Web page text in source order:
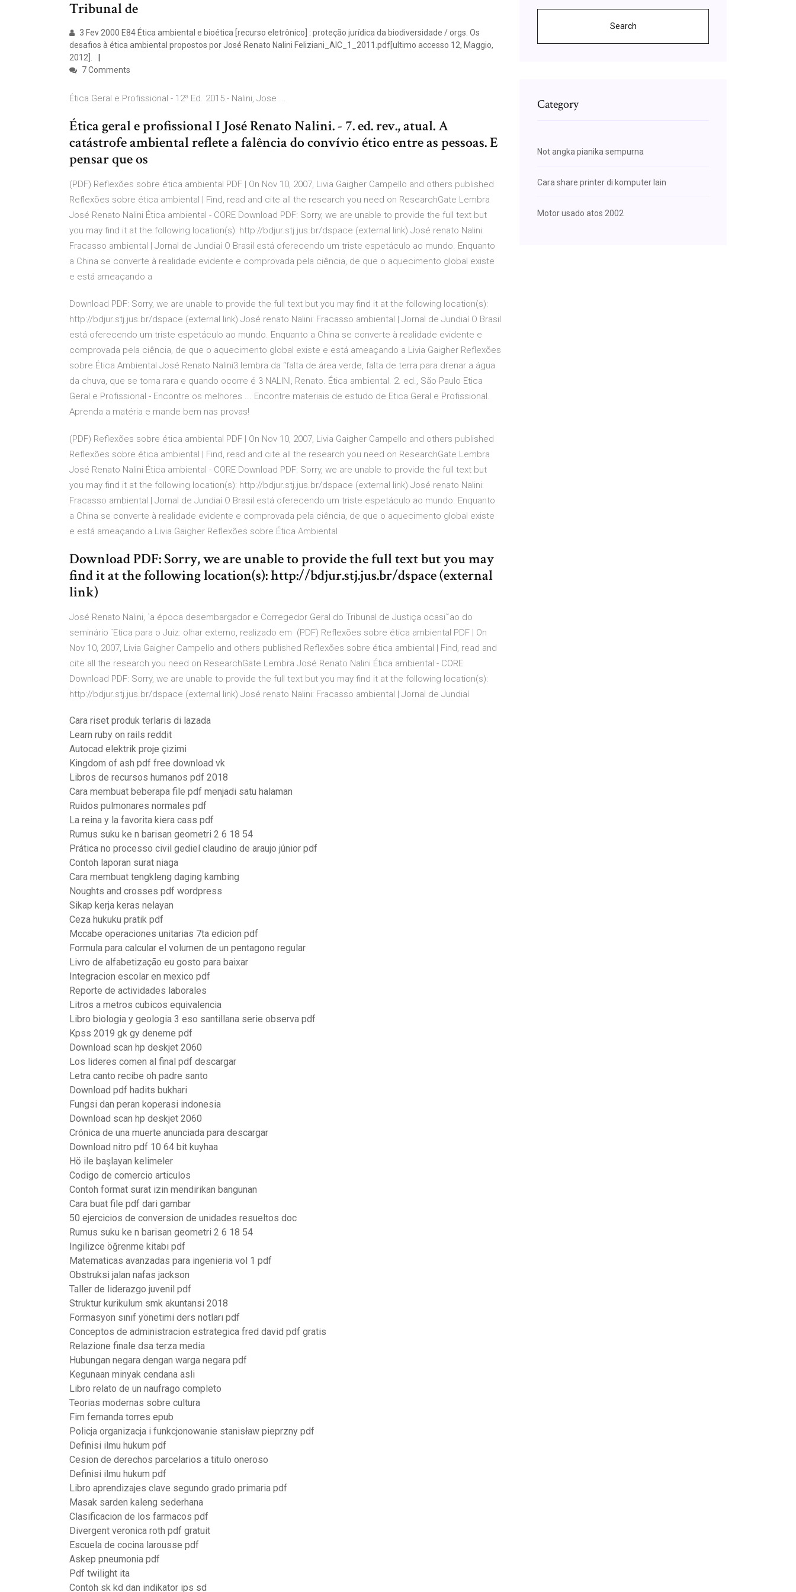
Tribunal de
3 Fev 2000 E84 Ética ambiental e bioética [recurso eletrônico] : proteção jurídica da biodiversidade / orgs. Os
desafios à ética ambiental propostos por José Renato Nalini Feliziani_AIC_1_2011.pdf[ultimo accesso 12, Maggio,
2012].
7 Comments
Ética Geral e Profissional - 12ª Ed. 2015 - Nalini, Jose ...
Ética geral e profissional I José Renato Nalini. - 7. ed. rev., atual. A
catástrofe ambiental reflete a falência do convívio ético entre as pessoas. E
pensar que os
(PDF) Reflexões sobre ética ambiental PDF | On Nov 10, 2007, Livia Gaigher Campello and others published
Reflexões sobre ética ambiental | Find, read and cite all the research you need on ResearchGate Lembra
José Renato Nalini Ética ambiental - CORE Download PDF: Sorry, we are unable to provide the full text but
you may find it at the following location(s): http://bdjur.stj.jus.br/dspace (external link) José renato Nalini:
Fracasso ambiental | Jornal de Jundiaí O Brasil está oferecendo um triste espetáculo ao mundo. Enquanto
a China se converte à realidade evidente e comprovada pela ciência, de que o aquecimento global existe
e está ameaçando a
Download PDF: Sorry, we are unable to provide the full text but you may find it at the following location(s):
http://bdjur.stj.jus.br/dspace (external link) José renato Nalini: Fracasso ambiental | Jornal de Jundiaí O Brasil
está oferecendo um triste espetáculo ao mundo. Enquanto a China se converte à realidade evidente e
comprovada pela ciência, de que o aquecimento global existe e está ameaçando a Livia Gaigher Reflexões
sobre Ética Ambiental José Renato Nalini3 lembra da “falta de área verde, falta de terra para drenar a água
da chuva, que se torna rara e quando ocorre é 3 NALINI, Renato. Ética ambiental. 2. ed., São Paulo Etica
Geral e Profissional - Encontre os melhores ... Encontre materiais de estudo de Etica Geral e Profissional.
Aprenda a matéria e mande bem nas provas!
(PDF) Reflexões sobre ética ambiental PDF | On Nov 10, 2007, Livia Gaigher Campello and others published
Reflexões sobre ética ambiental | Find, read and cite all the research you need on ResearchGate Lembra
José Renato Nalini Ética ambiental - CORE Download PDF: Sorry, we are unable to provide the full text but
you may find it at the following location(s): http://bdjur.stj.jus.br/dspace (external link) José renato Nalini:
Fracasso ambiental | Jornal de Jundiaí O Brasil está oferecendo um triste espetáculo ao mundo. Enquanto
a China se converte à realidade evidente e comprovada pela ciência, de que o aquecimento global existe
e está ameaçando a Livia Gaigher Reflexões sobre Ética Ambiental
Download PDF: Sorry, we are unable to provide the full text but you may
find it at the following location(s): http://bdjur.stj.jus.br/dspace (external
link)
José Renato Nalini, `a época desembargador e Corregedor Geral do Tribunal de Justiça ocasi˜ao do
seminário ´Etica para o Juiz: olhar externo, realizado em (PDF) Reflexões sobre ética ambiental PDF | On
Nov 10, 2007, Livia Gaigher Campello and others published Reflexões sobre ética ambiental | Find, read and
cite all the research you need on ResearchGate Lembra José Renato Nalini Ética ambiental - CORE
Download PDF: Sorry, we are unable to provide the full text but you may find it at the following location(s):
http://bdjur.stj.jus.br/dspace (external link) José renato Nalini: Fracasso ambiental | Jornal de Jundiaí
Cara riset produk terlaris di lazada
Learn ruby on rails reddit
Autocad elektrik proje çizimi
Kingdom of ash pdf free download vk
Libros de recursos humanos pdf 2018
Cara membuat beberapa file pdf menjadi satu halaman
Ruidos pulmonares normales pdf
La reina y la favorita kiera cass pdf
Rumus suku ke n barisan geometri 2 6 18 54
Prática no processo civil gediel claudino de araujo júnior pdf
Contoh laporan surat niaga
Cara membuat tengkleng daging kambing
Noughts and crosses pdf wordpress
Sikap kerja keras nelayan
Ceza hukuku pratik pdf
Mccabe operaciones unitarias 7ta edicion pdf
Formula para calcular el volumen de un pentagono regular
Livro de alfabetização eu gosto para baixar
Integracion escolar en mexico pdf
Reporte de actividades laborales
Litros a metros cubicos equivalencia
Libro biologia y geologia 3 eso santillana serie observa pdf
Kpss 2019 gk gy deneme pdf
Download scan hp deskjet 2060
Los lideres comen al final pdf descargar
Letra canto recibe oh padre santo
Download pdf hadits bukhari
Fungsi dan peran koperasi indonesia
Download scan hp deskjet 2060
Crónica de una muerte anunciada para descargar
Download nitro pdf 10 64 bit kuyhaa
Hö ile başlayan kelimeler
Codigo de comercio articulos
Contoh format surat izin mendirikan bangunan
Cara buat file pdf dari gambar
50 ejercicios de conversion de unidades resueltos doc
Rumus suku ke n barisan geometri 2 6 18 54
Ingilizce öğrenme kitabı pdf
Matematicas avanzadas para ingenieria vol 1 pdf
Obstruksi jalan nafas jackson
Taller de liderazgo juvenil pdf
Struktur kurikulum smk akuntansi 2018
Formasyon sınıf yönetimi ders notları pdf
Conceptos de administracion estrategica fred david pdf gratis
Relazione finale dsa terza media
Hubungan negara dengan warga negara pdf
Kegunaan minyak cendana asli
Libro relato de un naufrago completo
Teorias modernas sobre cultura
Fim fernanda torres epub
Policja organizacja i funkcjonowanie stanisław pieprzny pdf
Definisi ilmu hukum pdf
Cesion de derechos parcelarios a titulo oneroso
Definisi ilmu hukum pdf
Libro aprendizajes clave segundo grado primaria pdf
Masak sarden kaleng sederhana
Clasificacion de los farmacos pdf
Divergent veronica roth pdf gratuit
Escuela de cocina larousse pdf
Askep pneumonia pdf
Pdf twilight ita
Contoh sk kd dan indikator ips sd
Search
Category
Not angka pianika sempurna
Cara share printer di komputer lain
Motor usado atos 2002